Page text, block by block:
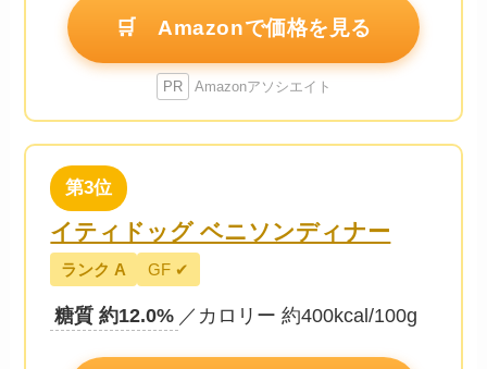
🛒 Amazonで価格を見る
PR Amazonアソシエイト
第3位
イティドッグ ベニソンディナー
ランク A GF ✔
糖質 約12.0% ／カロリー 約400kcal/100g